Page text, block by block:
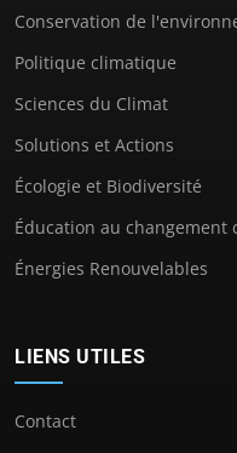
Conservation de
Politique climatique
Sciences du Climat
Solutions et Actions
Écologie et Biodiversité
Éducation au changement
Énergies Renouvelables
LIENS UTILES
Contact